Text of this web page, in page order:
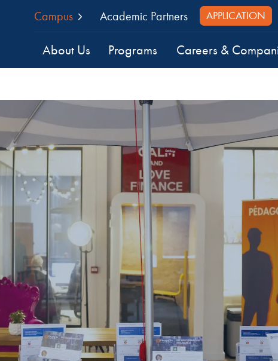
Campus Academic Partners APPLICATION
About Us Programs Careers &